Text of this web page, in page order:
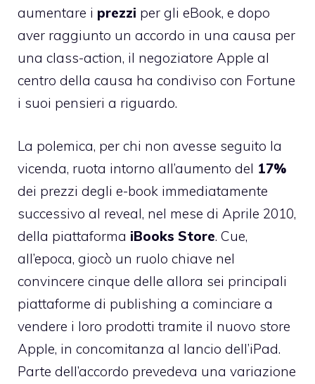
aumentare i prezzi per gli eBook, e dopo
aver raggiunto un accordo in una causa per
una class-action, il negoziatore Apple al
centro della causa ha condiviso con Fortune
i suoi pensieri a riguardo.
La polemica, per chi non avesse seguito la
vicenda, ruota intorno all’aumento del 17%
dei prezzi degli e-book immediatamente
successivo al reveal, nel mese di Aprile 2010,
della piattaforma iBooks Store. Cue,
all’epoca, giocò un ruolo chiave nel
convincere cinque delle allora sei principali
piattaforme di publishing a cominciare a
vendere i loro prodotti tramite il nuovo store
Apple, in concomitanza al lancio dell’iPad.
Parte dell’accordo prevedeva una variazione